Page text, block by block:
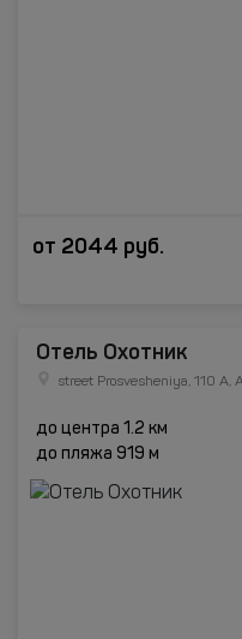
от 2044 руб.
Отель Охотник
street Prosvesheniya, 110 A,
до центра 1.2 км
до пляжа 919 м